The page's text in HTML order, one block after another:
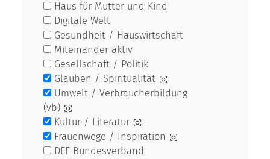
Haus für Mutter und Kind
Digitale Welt
Gesundheit / Hauswirtschaft
Miteinander aktiv
Gesellschaft / Politik
Glauben / Spiritualität
Umwelt / Verbraucherbildung
(vb)
Kultur / Literatur
Frauenwege / Inspiration
DEF Bundesverband